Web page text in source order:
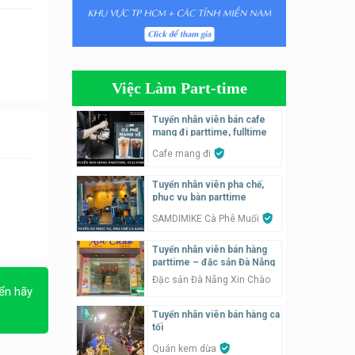
hãy
Tuyển nhân viên phụ quán ăn
– hỗ trợ ăn ở
parttime
GÀ GÔ FASTFOOD
parttime
Tuyển nhân viên pha chế
tiệm trà sữa
TRÀ SỮA THÁI LAN
Tuyển nhân viên tư vấn bán
hàng tiệm bánh ngọt
Tiệm bánh ngọt
Việc Làm Part-time
Tuyển nhân viên bán cafe
mang đi parttime, fulltime
Cafe mang đi
Tuyển nhân viên pha chế,
phục vụ bàn parttime
SAMDIMIKE Cà Phê Muối
Tuyển nhân viên bán hàng
parttime – đặc sản Đà Nẵng
Đặc sản Đà Nẵng Xin Chào
Tuyển nhân viên bán hàng ca
tối
Quán kem dừa